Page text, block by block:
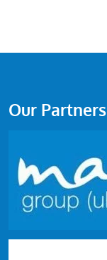
Our Partners